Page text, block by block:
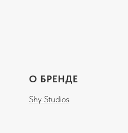
О БРЕНДЕ
Shy Studios